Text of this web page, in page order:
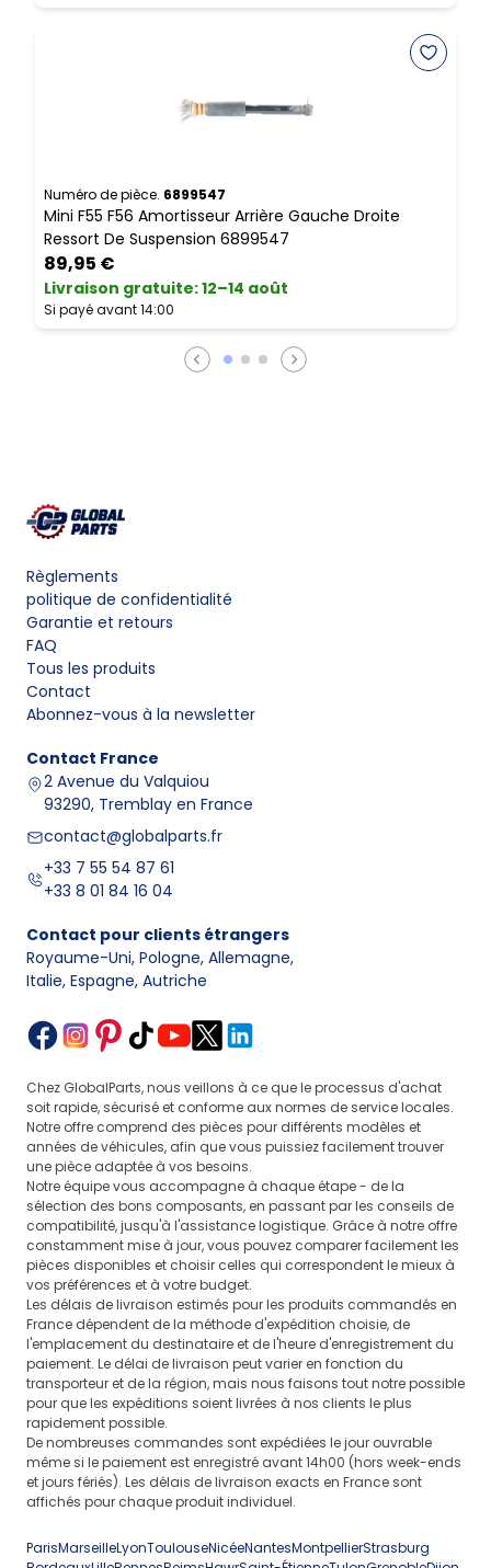
Numéro de pièce. 6899547
Mini F55 F56 Amortisseur Arrière Gauche Droite
Ressort De Suspension 6899547
89,95 €
Livraison gratuite:12–14 août
Si payé avant 14:00
Règlements
politique de confidentialité
Garantie et retours
FAQ
Tous les produits
Contact
Abonnez-vous à la newsletter
Contact France
2 Avenue du Valquiou
93290, Tremblay en France
contact@globalparts.fr
+33 7 55 54 87 61
+33 8 01 84 16 04
Contact pour clients étrangers
Royaume-Uni, Pologne, Allemagne,
Italie, Espagne, Autriche
Chez GlobalParts, nous veillons à ce que le processus d'achat
soit rapide, sécurisé et conforme aux normes de service locales.
Notre offre comprend des pièces pour différents modèles et
années de véhicules, afin que vous puissiez facilement trouver
une pièce adaptée à vos besoins.
Notre équipe vous accompagne à chaque étape - de la
sélection des bons composants, en passant par les conseils de
compatibilité, jusqu'à l'assistance logistique. Grâce à notre offre
constamment mise à jour, vous pouvez comparer facilement les
pièces disponibles et choisir celles qui correspondent le mieux à
vos préférences et à votre budget.
Les délais de livraison estimés pour les produits commandés en
France dépendent de la méthode d'expédition choisie, de
l'emplacement du destinataire et de l'heure d'enregistrement du
paiement. Le délai de livraison peut varier en fonction du
transporteur et de la région, mais nous faisons tout notre possible
pour que les expéditions soient livrées à nos clients le plus
rapidement possible.
De nombreuses commandes sont expédiées le jour ouvrable
même si le paiement est enregistré avant 14h00 (hors week-ends
et jours fériés). Les délais de livraison exacts en France sont
affichés pour chaque produit individuel.
ParisMarseilleLyonToulouseNicéeNantesMontpellierStrasburg